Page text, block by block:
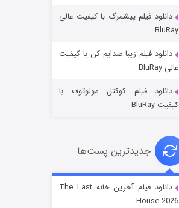
خاندان اژدها فصل ۳
دانلود فیلم پیشمرگ با کیفیت عالی
BluRay
دانلود فیلم زیبا صدایم کن با کیفیت
عالی BluRay
دانلود فیلم کوکتل مولوتوف با
کیفیت BluRay
جدیدترین پست‌ها
دانلود فیلم آخرین خانه The Last
House 2026